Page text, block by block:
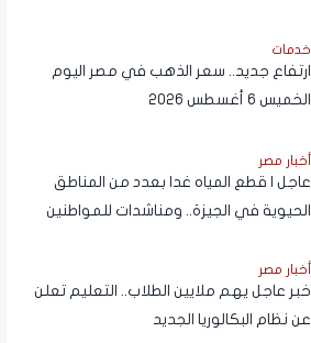
خدمات
ارتفاع جديد.. سعر الذهب في مصر اليوم
الخميس 6 أغسطس 2026
أخبار مصر
عاجل | قطع المياه غدا بعدد من المناطق
الحيوية في الجيزة.. ومناشدات للمواطنين
أخبار مصر
خبر عاجل يهم ملايين الطلاب.. التعليم تعلن
عن نظام البكالوريا الجديد